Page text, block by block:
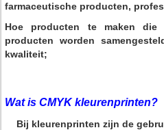
farmaceutische producten,
Hoe producten te maken die
producten worden
kwaliteit;
Wat is CMYK kleurenprinten?
Bij kleurenprinten zijn de